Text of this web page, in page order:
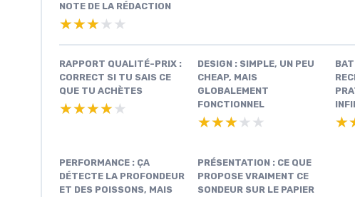
NOTE DE LA RÉDACTION
★★★★★
★★★★★
RAPPORT QUALITÉ-PRIX :
CORRECT SI TU SAIS CE
QUE TU ACHÈTES
★★★★★
★★★★★
DESIGN : SIMPLE, UN PEU
CHEAP, MAIS
GLOBALEMENT
FONCTIONNEL
★★★★★
★★★★★
PERFORMANCE : ÇA
DÉTECTE LA PROFONDEUR
ET DES POISSONS, MAIS
PRÉSENTATION : CE QUE
PROPOSE VRAIMENT CE
SONDEUR SUR LE PAPIER